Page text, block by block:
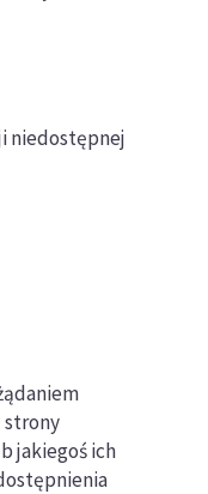
niedostępnej
strony
jakiegoś ich